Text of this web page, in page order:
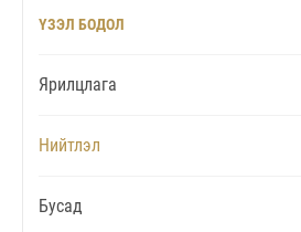
ҮЗЭЛ БОДОЛ
Ярилцлага
Нийтлэл
Бусад